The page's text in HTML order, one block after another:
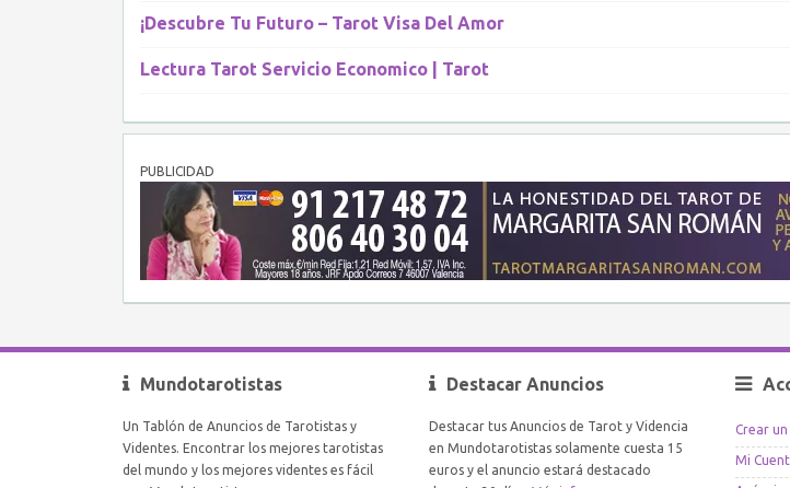
¡Descubre Tu Futuro – Tarot Visa Del Amor
Lectura Tarot Servicio Economico | Tarot
PUBLICIDAD
Mundotarotistas
Un Tablón de Anuncios de Tarotistas y
Videntes. Encontrar los mejores tarotistas
del mundo y los mejores videntes es fácil
Destacar Anuncios
Destacar tus Anuncios de Tarot y Videncia
en Mundotarotistas solamente cuesta 15
euros y el anuncio estará destacado
Crear
Mi